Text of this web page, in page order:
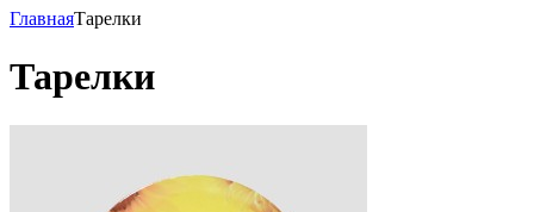
ГлавнаяТарелки
Тарелки